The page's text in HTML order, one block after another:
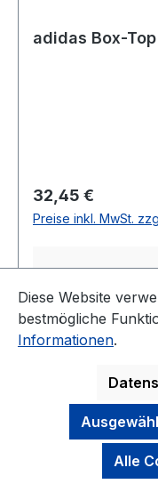
adidas Box-
Regulärer Preis:
32,45 €
Preise inkl. MwSt.
Seite
1
Diese Website
bestmögliche
Informationen.
Alle